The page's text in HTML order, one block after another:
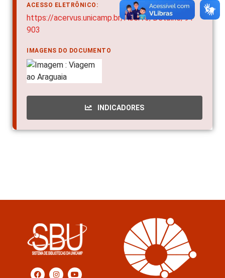
ACESSO ELETRÔNICO:
https://acervus.unicamp.br/Acervo/Detalhe/91
903
IMAGENS DO DOCUMENTO
INDICADORES